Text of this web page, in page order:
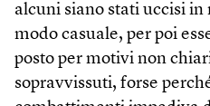
alcuni siano stati uccisi
modo casuale, per poi
posto per motivi non
sopravvissuti, forse